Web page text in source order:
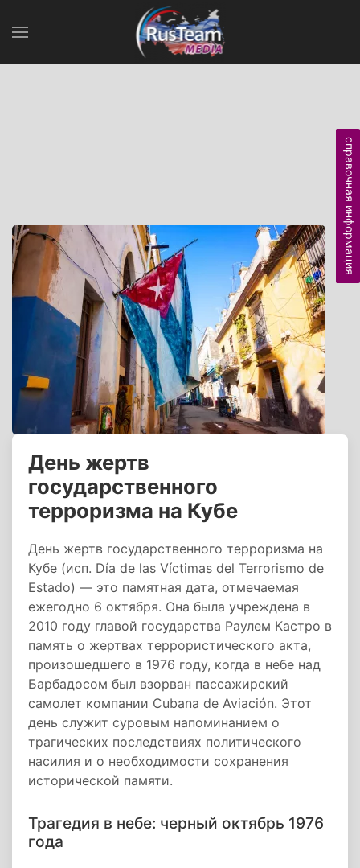
День жертв
государственного
терроризма на Кубе
День жертв государственного терроризма на
Кубе (исп. Día de las Víctimas del Terrorismo de
Estado) — это памятная дата, отмечаемая
ежегодно 6 октября. Она была учреждена в
2010 году главой государства Раулем Кастро в
память о жертвах террористического акта,
произошедшего в 1976 году, когда в небе над
Барбадосом был взорван пассажирский
самолет компании Cubana de Aviación. Этот
день служит суровым напоминанием о
трагических последствиях политического
насилия и о необходимости сохранения
исторической памяти.
Трагедия в небе: черный октябрь 1976
года
справочная информация